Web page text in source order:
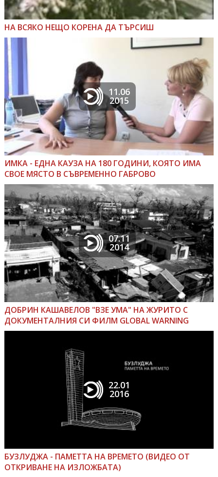
НА ВСЯКО НЕЩО КОРЕНА ДА ТЪРСИШ
11.06
2015
ИМКА - ЕДНА КАУЗА НА 180 ГОДИНИ, КОЯТО ИМА
СВОЕ МЯСТО В СЪВРЕМЕННО ГАБРОВО
07.11
2014
ДОБРИН КАШАВЕЛОВ "ВЗЕ УМА" НА ЖУРИТО С
ДОКУМЕНТАЛНИЯ СИ ФИЛМ GLOBAL WARNING
22.01
2016
БУЗЛУДЖА - ПАМЕТТА НА ВРЕМЕТО (ВИДЕО ОТ
ОТКРИВАНЕ НА ИЗЛОЖБАТА)